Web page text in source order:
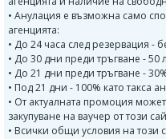
• Анулация е възможна само
агенцията:
• До 24 часа след резервация -
• До 30 дни преди тръгване - 50
• До 21 дни преди тръгване -
• Под 21 дни - 100% като такса
• От актуалната промоция
закупуване на ваучер от този
• Всички общи условия на този